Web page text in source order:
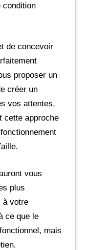
condition
de concevoir
proposer un
créer un
vos attentes,
cette approche
vous
plus
à votre
ce que le
mais